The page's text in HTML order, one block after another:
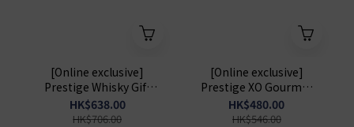
[Online exclusive]
Prestige Whisky Gift
Set
HK$638.00
HK$706.00
[Online exclusive]
Prestige XO Gourmet
Gift Set
HK$480.00
HK$546.00